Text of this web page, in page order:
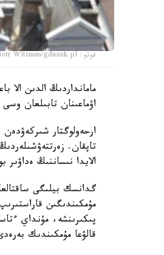
فوتو: AP Photo/Piotr Wittman/gdansk.pl
اۋماعىنان تابىلعان
ارحەولوگتار
الايدا نىساننىڭ
گدانسك بيلىگى
مۇمكىندىگىن
پىكىرىنشە، مۇنداي
قالۋعا مۇمكىندىك